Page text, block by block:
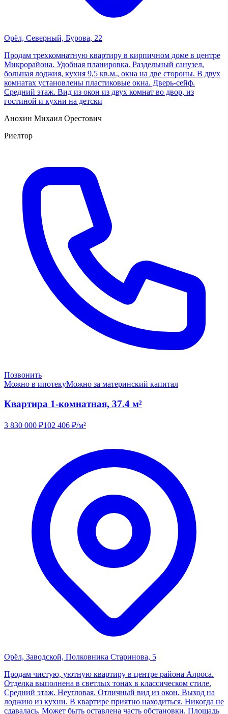
Орёл, Cеверный, Бурова, 22
Продам трехкомнатную квартиру в кирпичном доме в центре
Микрорайона. Удобная планировка. Раздельный санузел,
большая лоджия, кухня 9,5 кв.м., окна на две стороны. В двух
комнатах установлены пластиковые окна. Дверь-сейф.
Средний этаж. Вид из окон из двух комнат во двор, из
гостиной и кухни на детски
Анохин Михаил Орестович
Риелтор
Позвонить
Можно в ипотекуМожно за материнский капитал
Квартира 1-комнатная, 37.4 м²
3 830 000 ₽102 406 ₽/м²
Орёл, Заводской, Полковника Старинова, 5
Продам чистую, уютную квартиру в центре района Алроса.
Отделка выполнена в светлых тонах в классическом стиле.
Средний этаж. Неугловая. Отличный вид из окон. Выход на
лоджию из кухни. В квартире приятно находиться. Никогда не
сдавалась. Может быть оставлена часть обстановки. Площадь